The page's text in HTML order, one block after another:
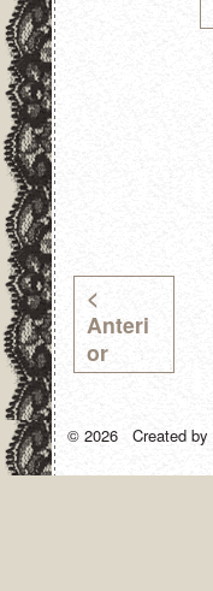
<
Anteri
or
© 2026 Created by